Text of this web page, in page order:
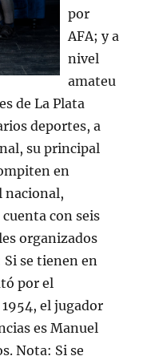
por
AFA; y a
nivel
amateu
de La Plata
deportes, a
su principal
en
nacional,
con seis
organizados
Si se tienen en
por el
el jugador
es Manuel
Nota: Si se